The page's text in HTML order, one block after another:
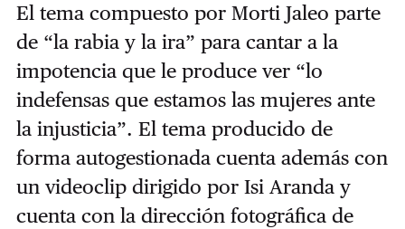
El tema compuesto por Morti Jaleo parte
de “la rabia y la ira” para cantar a la
impotencia que le produce ver “lo
indefensas que estamos las mujeres ante
la injusticia”. El tema producido de
forma autogestionada cuenta además con
un videoclip dirigido por Isi Aranda y
cuenta con la dirección fotográfica de